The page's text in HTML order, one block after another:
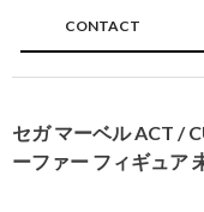
CONTACT
セガ マーベル ACT /
ーファー フィギュア